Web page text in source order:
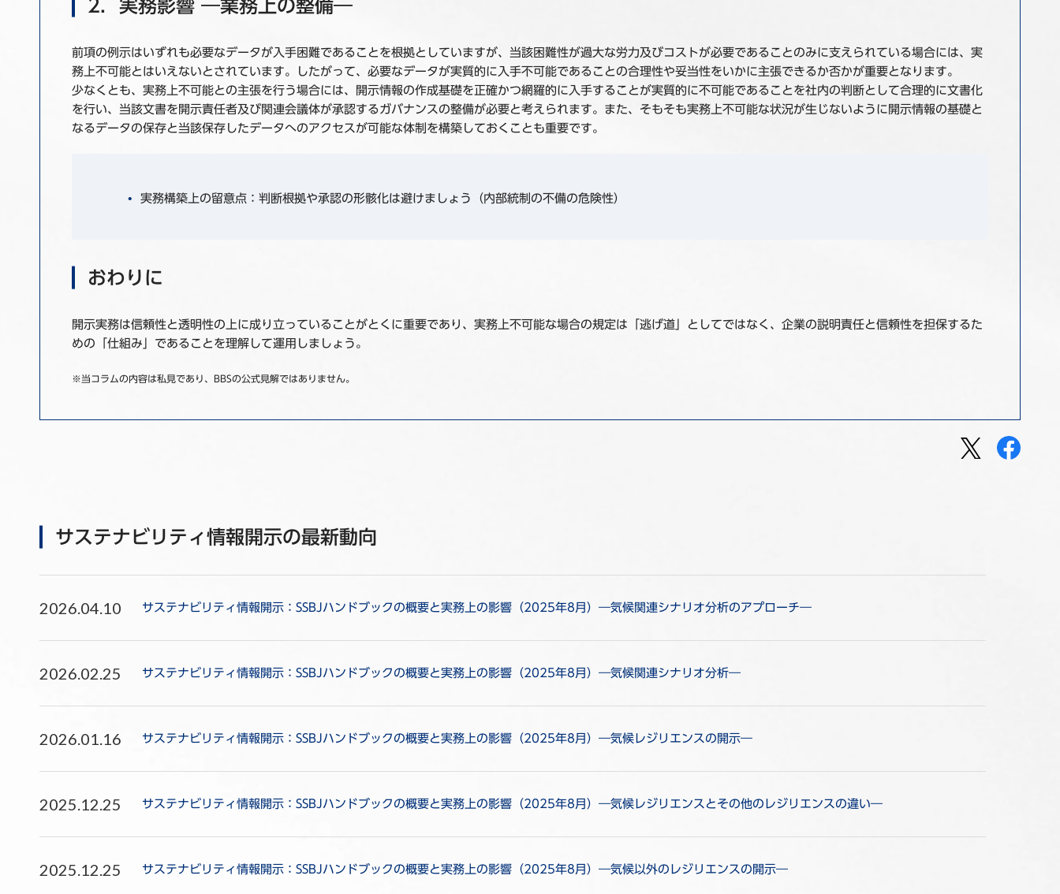
2．実務影響 ―業務上の整備―
前項の例示はいずれも必要なデータが入手困難であることを根拠としていますが、当該困難性が過大な労力及びコストが必要であることのみに支えられている場合には、実
務上不可能とはいえないとされています。したがって、必要なデータが実質的に入手不可能であることの合理性や妥当性をいかに主張できるか否かが重要となります。
少なくとも、実務上不可能との主張を行う場合には、開示情報の作成基礎を正確かつ網羅的に入手することが実質的に不可能であることを社内の判断として合理的に文書化
を行い、当該文書を開示責任者及び関連会議体が承認するガバナンスの整備が必要と考えられます。また、そもそも実務上不可能な状況が生じないように開示情報の基礎と
なるデータの保存と当該保存したデータへのアクセスが可能な体制を構築しておくことも重要です。
実務構築上の留意点：判断根拠や承認の形骸化は避けましょう（内部統制の不備の危険性）
おわりに
開示実務は信頼性と透明性の上に成り立っていることがとくに重要であり、実務上不可能な場合の規定は「逃げ道」としてではなく、企業の説明責任と信頼性を担保するた
めの「仕組み」であることを理解して運用しましょう。
※当コラムの内容は私見であり、BBSの公式見解ではありません。
サステナビリティ情報開示の最新動向
2026.04.10 サステナビリティ情報開示：SSBJハンドブックの概要と実務上の影響（2025年8月）―気候関連シナリオ分析のアプローチ―
2026.02.25 サステナビリティ情報開示：SSBJハンドブックの概要と実務上の影響（2025年8月）―気候関連シナリオ分析―
2026.01.16 サステナビリティ情報開示：SSBJハンドブックの概要と実務上の影響（2025年8月）―気候レジリエンスの開示―
2025.12.25 サステナビリティ情報開示：SSBJハンドブックの概要と実務上の影響（2025年8月）―気候レジリエンスとその他のレジリエンスの違い―
2025.12.25 サステナビリティ情報開示：SSBJハンドブックの概要と実務上の影響（2025年8月）―気候以外のレジリエンスの開示―